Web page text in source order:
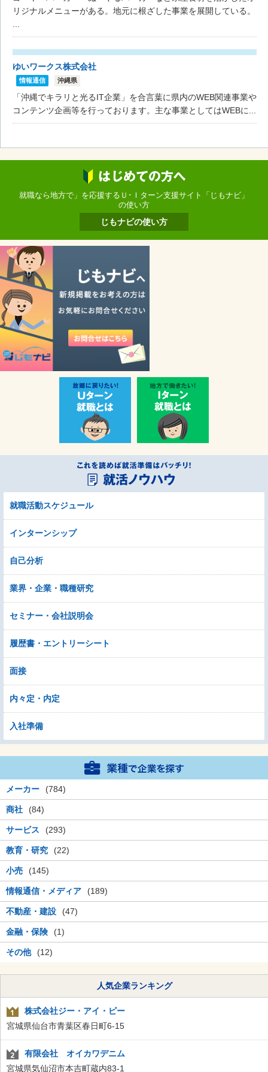
リジナルメニューがある。地元に根ざした事業を展開している。
...
ゆいワークス株式会社
情報通信 沖縄県
「沖縄でキラリと光るIT企業」を合言葉に県内のWEB関連事業や
コンテンツ企画等を行っております。主な事業としてはWEBに...
就職なら地方で」を応援するＵ･Ｉターン支援サイト「じもナビ」
の使い方
じもナビの使い方
就職活動スケジュール
インターンシップ
自己分析
業界・企業・職種研究
セミナー・会社説明会
履歴書・エントリーシート
面接
内々定・内定
入社準備
メーカー (784)
商社 (84)
サービス (293)
教育・研究 (22)
小売 (145)
情報通信・メディア (189)
不動産・建設 (47)
金融・保険 (1)
その他 (12)
人気企業ランキング
株式会社ジー・アイ・ピー
宮城県仙台市青葉区春日町6-15
有限会社 オイカワデニム
宮城県気仙沼市本吉町蔵内83-1